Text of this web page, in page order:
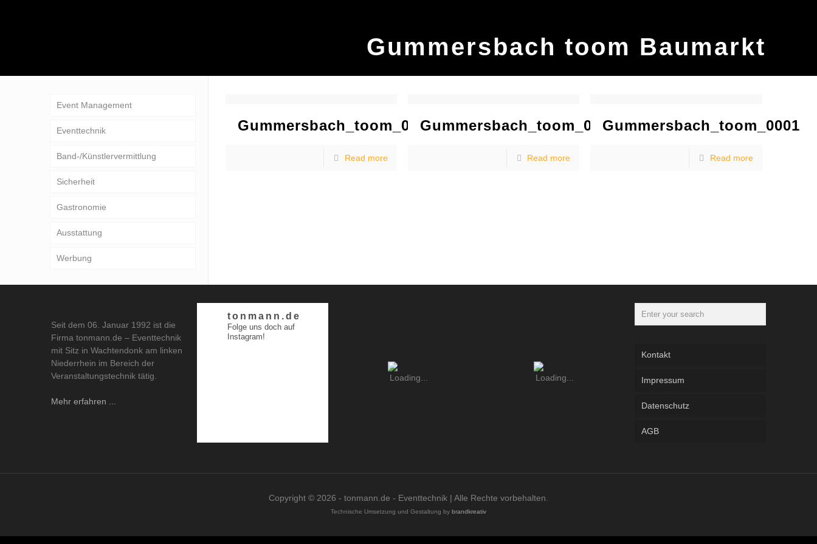
Gummersbach toom Baumarkt
Gummersbach_toom_0003
Read more
Gummersbach_toom_0002
Read more
Gummersbach_toom_0001
Read more
Event Management
Eventtechnik
Band-/Künstlervermittlung
Sicherheit
Gastronomie
Ausstattung
Werbung
Seit dem 06. Januar 1992 ist die
Firma tonmann.de – Eventtechnik
mit Sitz in Wachtendonk am linken
Niederrhein im Bereich der
Veranstaltungstechnik tätig.
Mehr erfahren ...
tonmann.de
Folge uns doch auf
Instagram!
Kontakt
Impressum
Datenschutz
AGB
Copyright © 2026 - tonmann.de - Eventtechnik | Alle Rechte vorbehalten.
Technische Umsetzung und Gestaltung by brandkreativ